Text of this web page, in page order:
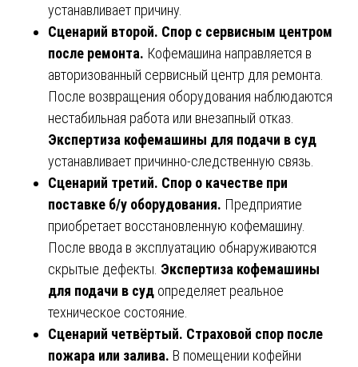
устанавливает причину.
Сценарий второй. Спор с сервисным центром
после ремонта. Кофемашина направляется в
авторизованный сервисный центр для ремонта.
После возвращения оборудования наблюдаются
нестабильная работа или внезапный отказ.
Экспертиза кофемашины для подачи в суд
устанавливает причинно-следственную связь.
Сценарий третий. Спор о качестве при
поставке б/у оборудования. Предприятие
приобретает восстановленную кофемашину.
После ввода в эксплуатацию обнаруживаются
скрытые дефекты. Экспертиза кофемашины
для подачи в суд определяет реальное
техническое состояние.
Сценарий четвёртый. Страховой спор после
пожара или залива. В помещении кофейни